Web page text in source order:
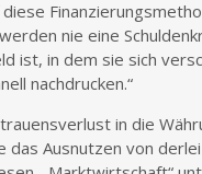
nie eine
ist, in dem sie sich
nachdrucken.“
in die
das Ausnutzen von derlei